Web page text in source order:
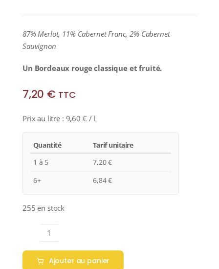
87% Merlot, 11% Cabernet Franc, 2% Cabernet
Sauvignon
Un Bordeaux rouge classique et fruité.
7,20 € TTC
Prix au litre : 9,60 € / L
Quantité
Tarif unitaire
1 à 5
7,20€
6+
6,84€
255 en stock
quantité
de
Château
Ajouter au panier